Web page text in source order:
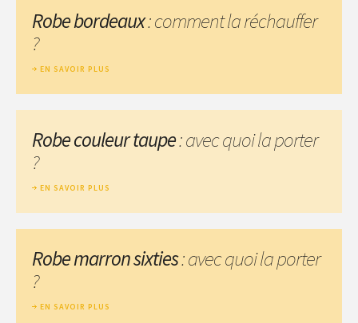
Robe bordeaux: comment la réchauffer
?
EN SAVOIR PLUS
Robe couleur taupe: avec quoi la porter
?
EN SAVOIR PLUS
Robe marron sixties: avec quoi la porter
?
EN SAVOIR PLUS